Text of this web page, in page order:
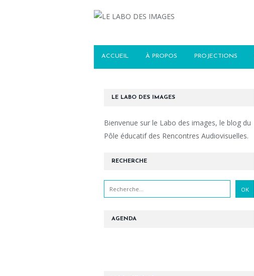
ACCUEIL À PROPOS PROJECTIONS
RECHERCHE
LE LABO DES IMAGES
Bienvenue sur le Labo des images, le blog du
Pôle éducatif des Rencontres Audiovisuelles.
AGENDA